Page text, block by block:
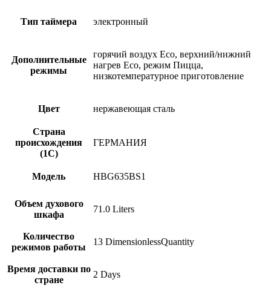
Тип таймера электронный
Дополнительные
режимы
горячий воздух Eco, верхний/нижний
нагрев Eco, режим Пицца,
низкотемпературное приготовление
Цвет нержавеющая сталь
Страна
происхождения
(1С)
ГЕРМАНИЯ
Модель HBG635BS1
Объем духового
шкафа
71.0 Liters
Количество
режимов работы
13 DimensionlessQuantity
Время доставки по
стране
2 Days